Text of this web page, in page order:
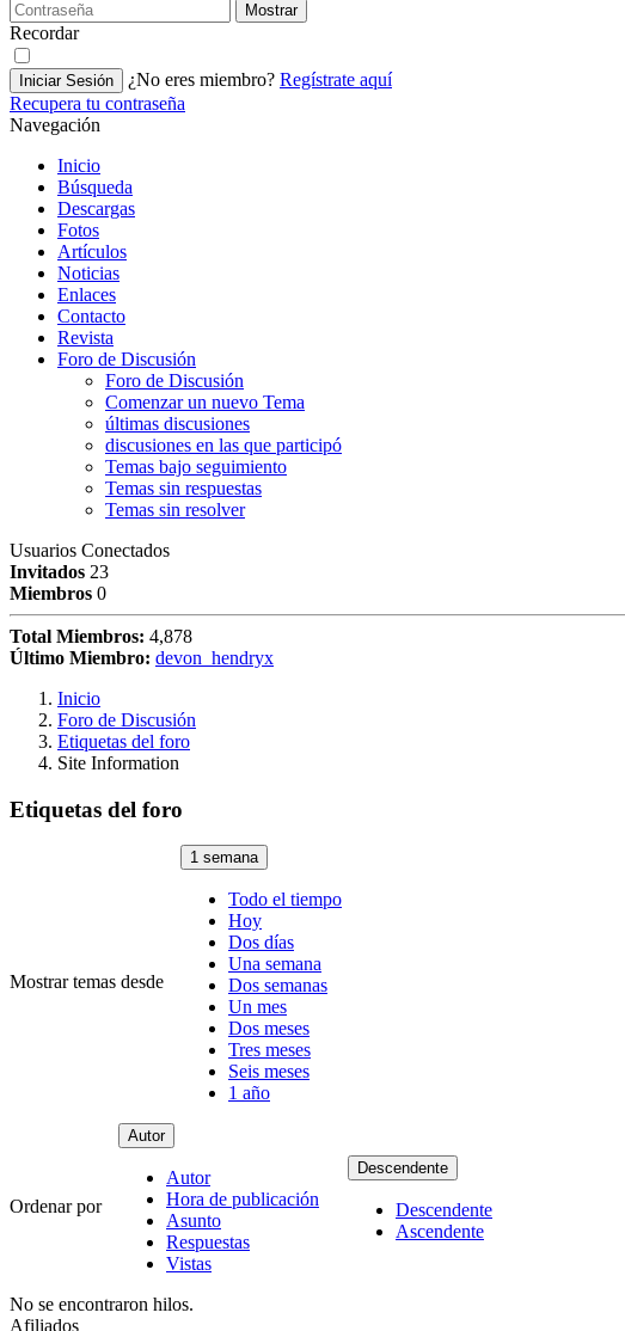
Mostrar
Recordar
Iniciar Sesión ¿No eres miembro? Regístrate aquí
Recupera tu contraseña
Navegación
Inicio
Búsqueda
Descargas
Fotos
Artículos
Noticias
Enlaces
Contacto
Revista
Foro de Discusión
Foro de Discusión
Comenzar un nuevo Tema
últimas discusiones
discusiones en las que participó
Temas bajo seguimiento
Temas sin respuestas
Temas sin resolver
Usuarios Conectados
Invitados 23
Miembros 0
Total Miembros: 4,878
Último Miembro: devon_hendryx
Inicio
Foro de Discusión
Etiquetas del foro
Site Information
Etiquetas del foro
Mostrar temas desde
1 semana
Todo el tiempo
Hoy
Dos días
Una semana
Dos semanas
Un mes
Dos meses
Tres meses
Seis meses
1 año
Ordenar por
Autor
Autor
Hora de publicación
Asunto
Respuestas
Vistas
Descendente
Descendente
Ascendente
No se encontraron hilos.
Afiliados